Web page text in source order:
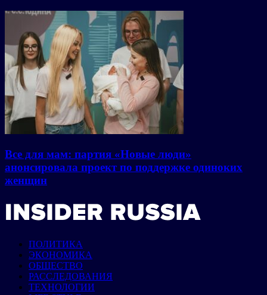
Все для мам: партия «Новые люди»
анонсировала проект по поддержке одиноких
женщин
ПОЛИТИКА
ЭКОНОМИКА
ОБЩЕСТВО
РАССЛЕДОВАНИЯ
ТЕХНОЛОГИИ